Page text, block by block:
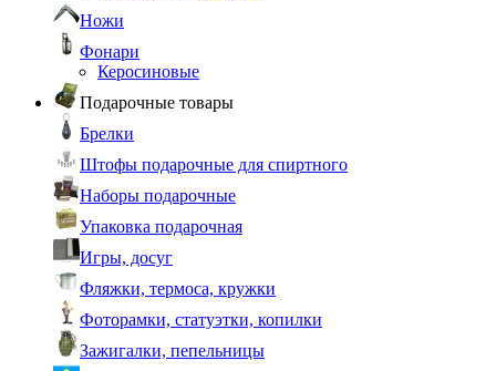
Ножи
Фонари
Керосиновые
Подарочные товары
Брелки
Штофы подарочные для спиртного
Наборы подарочные
Упаковка подарочная
Игры, досуг
Фляжки, термоса, кружки
Фоторамки, статуэтки, копилки
Зажигалки, пепельницы